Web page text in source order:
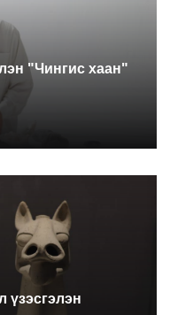
"Чингис хаан"
үзэсгэлэн